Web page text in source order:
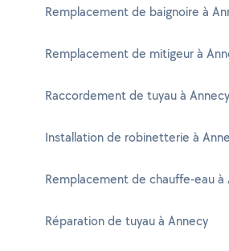
Remplacement de baignoire à
Remplacement de mitigeur à
Raccordement de tuyau à Annecy
Installation de robinetterie à
Remplacement de chauffe-eau à
Réparation de tuyau à Annecy